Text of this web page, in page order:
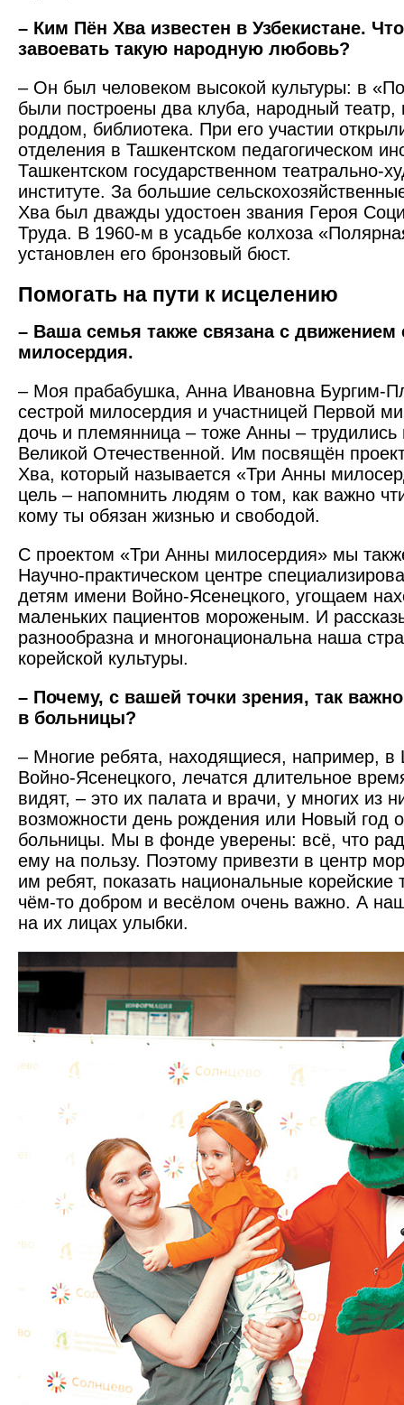
– Ким Пён Хва известен в Узбекистане.
завоевать такую народную любовь?
– Он был человеком высокой культуры: в
были построены два клуба, народный
роддом, библиотека. При его участии
отделения в Ташкентском педагогическом
Ташкентском государственном театрально-
институте. За большие
Хва был дважды удостоен звания Героя
Труда. В 1960-м в усадьбе колхоза
установлен его бронзовый бюст.
Помогать на пути к исцелению
– Ваша семья также связана с движением
милосердия.
– Моя прабабушка, Анна Ивановна Бургим-
сестрой милосердия и участницей Первой
дочь и племянница – тоже Анны – трудились
Великой Отечественной. Им посвящён
Хва, который называется «Три Анны
цель – напомнить людям о том, как важно
кому ты обязан жизнью и свободой.
С проектом «Три Анны милосердия» мы
Научно-практическом центре
детям имени Войно-Ясенецкого, угощаем
маленьких пациентов мороженым. И
разнообразна и многонациональна наша
корейской культуры.
– Почему, с вашей точки зрения, так
в больницы?
– Многие ребята, находящиеся, например, в
Войно-Ясенецкого, лечатся длительное
видят, – это их палата и врачи, у многих из
возможности день рождения или Новый год
больницы. Мы в фонде уверены: всё, что
ему на пользу. Поэтому привезти в центр
им ребят, показать национальные корейские
чём-то добром и весёлом очень важно. А
на их лицах улыбки.